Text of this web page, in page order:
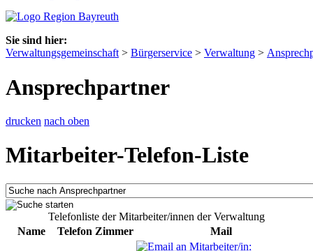
Sie sind hier:
Verwaltungsgemeinschaft > Bürgerservice > Verwaltung >
Ansprechpartner
drucken nach oben
Mitarbeiter-Telefon-Liste
Telefonliste der Mitarbeiter/innen der Verwaltung
Name
Telefon Zimmer Mail